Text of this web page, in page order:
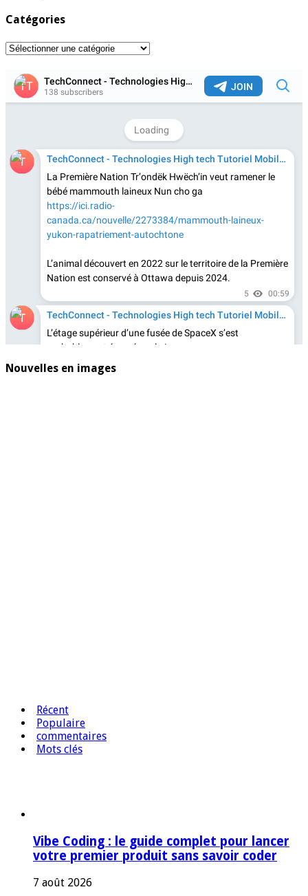
Catégories
Catégories
Nouvelles en images
Récent
Populaire
commentaires
Mots clés
Vibe Coding : le guide complet pour lancer
votre premier produit sans savoir coder
7 août 2026